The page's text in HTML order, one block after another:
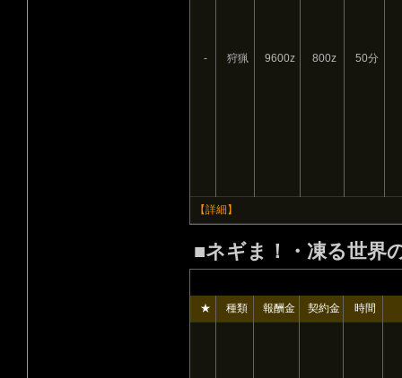
- 狩猟 9600z 800z 50分
【詳細】
■ネギま！・凍る世界
★ 種類 報酬金 契約金 時間